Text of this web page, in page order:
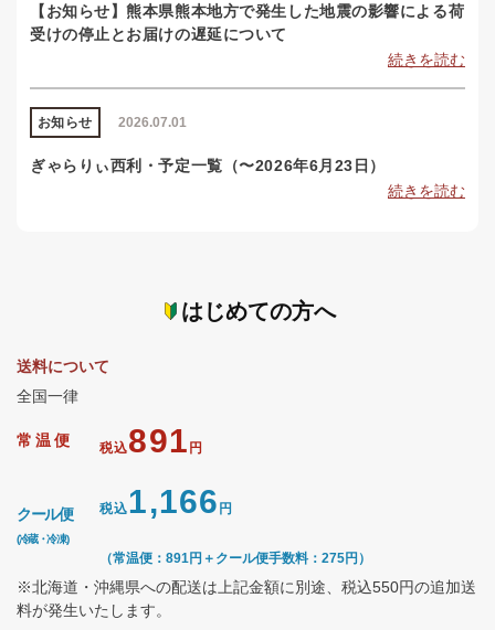
【お知らせ】熊本県熊本地方で発生した地震の影響による荷
受けの停止とお届けの遅延について
続きを読む
2026.07.01
お知らせ
ぎゃらりぃ西利・予定一覧（〜2026年6月23日）
続きを読む
はじめての方へ
送料について
全国一律
常温便 税込891 円
クール便
(冷蔵・冷凍)
税込1,166 円
（常温便：891円＋クール便手数料：275円）
※北海道・沖縄県への配送は上記金額に別途、税込550円の追加送
料が発生いたします。